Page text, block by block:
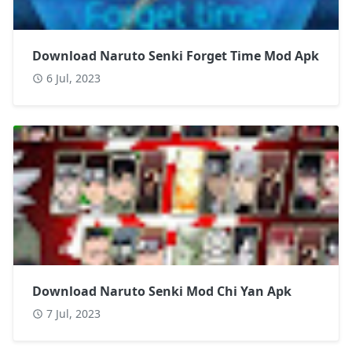
Download Naruto Senki Forget Time Mod Apk
6 Jul, 2023
Download Naruto Senki Mod Chi Yan Apk
7 Jul, 2023